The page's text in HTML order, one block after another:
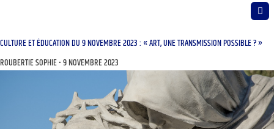
CULTURE ET ÉDUCATION DU 9 NOVEMBRE 2023 : « ART, UNE TRANSMISSION POSSIBLE ? »
ROUBERTIE SOPHIE 9 NOVEMBRE 2023